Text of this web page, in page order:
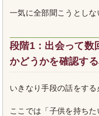
一気に全部聞こうとしな
段階1：出会って数
かどうかを確認する
いきなり手段の話をする
ここでは「子供を持ち